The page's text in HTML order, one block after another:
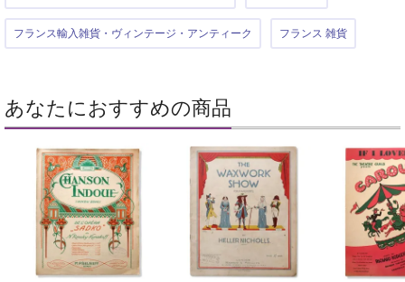
フランス輸入雑貨・ヴィンテージ・アンティーク フランス 雑貨
あなたにおすすめの商品